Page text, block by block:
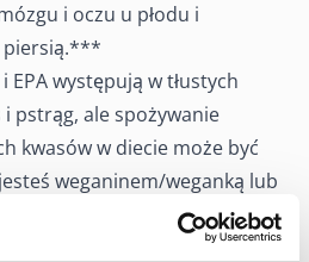
i oczu u płodu i
piersią.***
EPA występują w tłustych
i pstrąg, ale spożywanie
kwasów w diecie może być
weganinem/weganką lub
dzienne spożycie odpowiada
Wskazane jest jednak,